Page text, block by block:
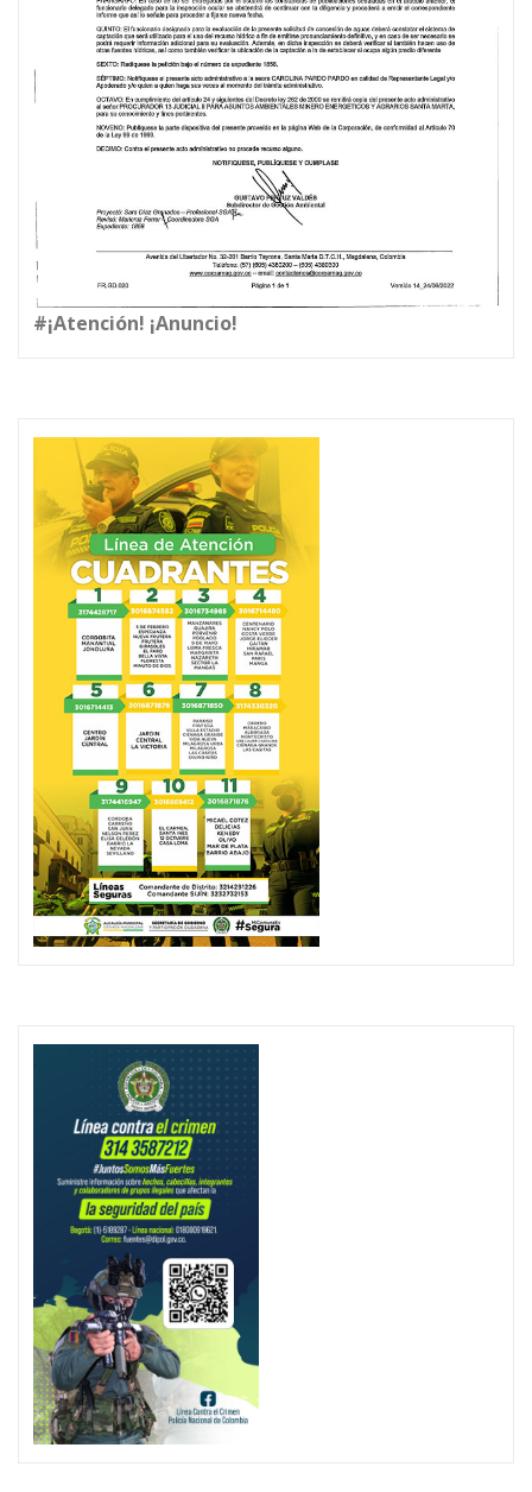
#¡Atención! ¡Anuncio!